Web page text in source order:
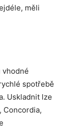
měli
vhodné
spotřebě
Uskladnit lze
Concordia,